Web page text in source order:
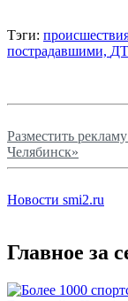
Тэги:
пострадавшими,
Разместить
Челябинск»
Новости smi2.ru
Главное за